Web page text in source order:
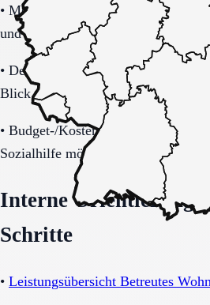
• Mobilität (selbstständig, Rollator,
und Transferbedarf.
• Demenzbezogene Anforderungen
Blick auf Sicherheitsaspekte.
• Budget-/Kostenträgerrahmen
Sozialhilfe möglich).
Interne Orientierung
Schritte
• Leistungsübersicht Betreutes